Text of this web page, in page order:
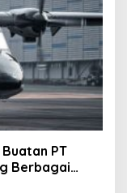
PT
Berbagai